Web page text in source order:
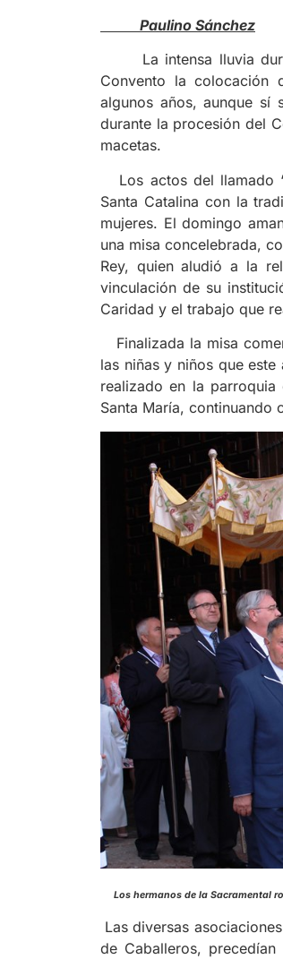
Paulino Sánchez
La intensa lluvia
Convento la colocación
algunos años, aunque sí
durante la procesión del
macetas.
Los actos del llamado
Santa Catalina con la
mujeres. El domingo
una misa concelebrada,
Rey, quien aludió a la
vinculación de su
Caridad y el trabajo que
Finalizada la misa
las niñas y niños que
realizado en la
Santa María, continuando
Los hermanos de la
Las diversas
de Caballeros,